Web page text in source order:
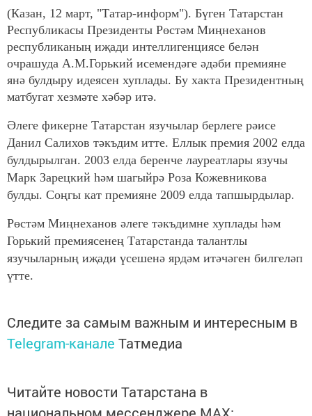
(Казан, 12 март, "Татар-информ"). Бүген Татарстан
Республикасы Президенты Рөстәм Миңнеханов
республиканың иҗади интеллигенциясе белән
очрашуда А.М.Горький исемендәге әдәби премияне
янә булдыру идеясен хуплады. Бу хакта Президентның
матбугат хезмәте хәбәр итә.
Әлеге фикерне Татарстан язучылар берлеге рәисе
Данил Салихов тәкъдим итте. Еллык премия 2002 елда
булдырылган. 2003 елда беренче лауреатлары язучы
Марк Зарецкий һәм шагыйрә Роза Кожевникова
булды. Соңгы кат премияне 2009 елда тапшырдылар.
Рөстәм Миңнеханов әлеге тәкъдимне хуплады һәм
Горький премиясенең Татарстанда талантлы
язучыларның иҗади үсешенә ярдәм итәчәген билгеләп
үтте.
Следите за самым важным и интересным в
Telegram-канале Татмедиа
Читайте новости Татарстана в